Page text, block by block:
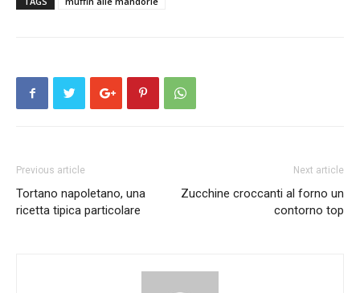
Previous article
Tortano napoletano, una
ricetta tipica particolare
Next article
Zucchine croccanti al forno un
contorno top